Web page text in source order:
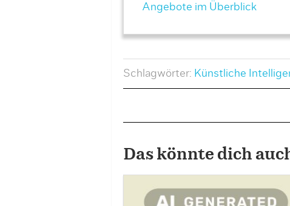
Angebote im Überblick
Schlagwörter: Künstliche
Das könnte dich